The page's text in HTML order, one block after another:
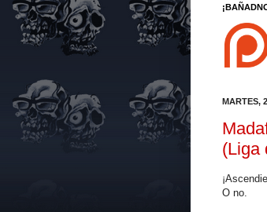
MARTES,
(Liga
O no.